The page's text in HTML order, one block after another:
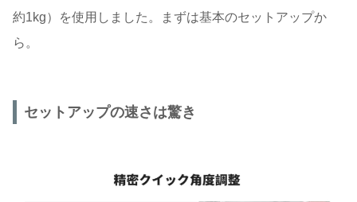
約1kg）を使用しました。まずは基本のセットアップか
ら。
セットアップの速さは驚き